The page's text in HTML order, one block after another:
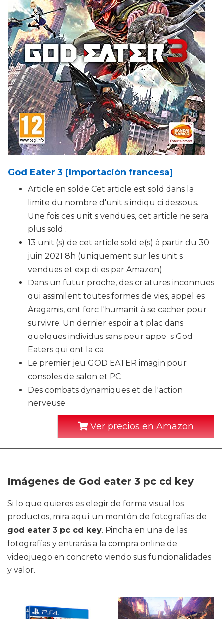
God Eater 3 [Importación francesa]
Article en solde Cet article est sold dans la
limite du nombre d'unit s indiqu ci dessous.
Une fois ces unit s vendues, cet article ne sera
plus sold .
13 unit (s) de cet article sold e(s) à partir du 30
juin 2021 8h (uniquement sur les unit s
vendues et exp di es par Amazon)
Dans un futur proche, des cr atures inconnues
qui assimilent toutes formes de vies, appel es
Aragamis, ont forc l'humanit à se cacher pour
survivre. Un dernier espoir a t plac dans
quelques individus sans peur appel s God
Eaters qui ont la ca
Le premier jeu GOD EATER imagin pour
consoles de salon et PC
Des combats dynamiques et de l'action
nerveuse
Ver precios en Amazon
Imágenes de God eater 3 pc cd key
Si lo que quieres es elegir de forma visual los
productos, mira aquí un montón de fotografías de
god eater 3 pc cd key. Pincha en una de las
fotografías y entrarás a la compra online de
videojuego en concreto viendo sus funcionalidades
y valor.